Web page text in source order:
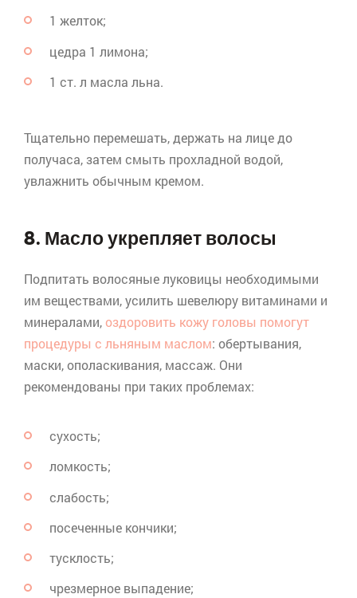
1 желток;
цедра 1 лимона;
1 ст. л масла льна.
Тщательно перемешать, держать на лице до
получаса, затем смыть прохладной водой,
увлажнить обычным кремом.
8. Масло укрепляет волосы
Подпитать волосяные луковицы необходимыми
им веществами, усилить шевелюру витаминами и
минералами,оздоровить кожу головы помогут
процедуры с льняным маслом: обертывания,
маски, ополаскивания, массаж. Они
рекомендованы при таких проблемах:
сухость;
ломкость;
слабость;
посеченные кончики;
тусклость;
чрезмерное выпадение;